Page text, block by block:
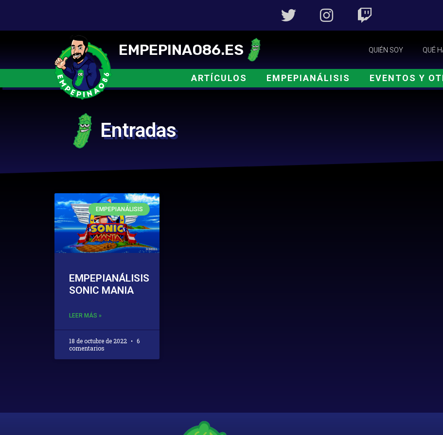
EMPEPINAO86.ES QUIÉN SOY QUÉ
ARTÍCULOS EMPEPIANÁLISIS EVENTOS Y
Entradas
EMPEPIANÁLISIS
EMPEPIANÁLISIS
SONIC MANIA
LEER MÁS »
18 de octubre de 2022
6
comentarios